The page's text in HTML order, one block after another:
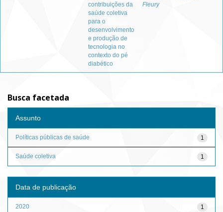
contribuições da
saúde coletiva
para o
desenvolvimento
e produção de
tecnologia no
contexto do pé
diabético
Fleury
Busca facetada
Assunto
1
Políticas públicas de saúde
1
Saúde coletiva
Data de publicação
1
2020